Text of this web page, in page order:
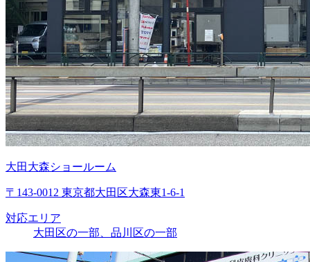
大田大森ショールーム
〒143-0012 東京都大田区大森東1-6-1
対応エリア
大田区の一部、品川区の一部